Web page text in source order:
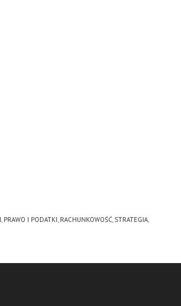
, PRAWO I PODATKI, RACHUNKOWOŚĆ, STRATEGIA,